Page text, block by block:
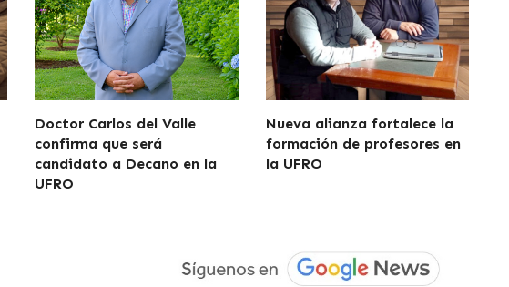
Doctor Carlos del Valle
confirma que será
candidato a Decano en la
UFRO
Nueva alianza fortalece la
formación de profesores en
la UFRO